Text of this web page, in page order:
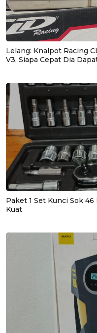
Lelang: Knalpot Racing
V3, Siapa Cepat Dia
Paket 1 Set Kunci Sok
Kuat